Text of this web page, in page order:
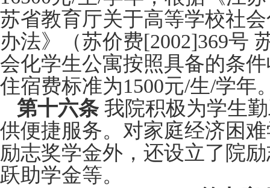
苏省教育厅关于高等学校社
办法》（苏价费[2002]369号
会化学生公寓按照具备的条
住宿费标准为1500元/生/学年
第十六条 我院积极为学生
供便捷服务。对家庭经济困
励志奖学金外，还设立了院
跃助学金等。